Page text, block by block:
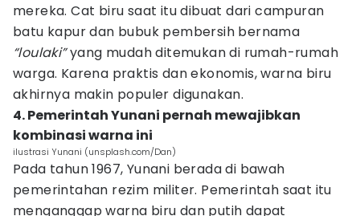
mereka. Cat biru saat itu dibuat dari campuran
batu kapur dan bubuk pembersih bernama
“loulaki”yang mudah ditemukan di rumah-rumah
warga. Karena praktis dan ekonomis, warna biru
akhirnya makin populer digunakan.
4. Pemerintah Yunani pernah mewajibkan
kombinasi warna ini
ilustrasi Yunani (unsplash.com/Dan)
Pada tahun 1967, Yunani berada di bawah
pemerintahan rezim militer. Pemerintah saat itu
menganggap warna biru dan putih dapat